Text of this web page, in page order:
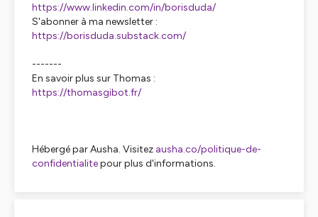
https://www.linkedin.com/in/borisduda/
S'abonner à ma newsletter :
https://borisduda.substack.com/
-------
En savoir plus sur Thomas :
https://thomasgibot.fr/
Hébergé par Ausha. Visitez ausha.co/politique-de-
confidentialitepour plus d'informations.